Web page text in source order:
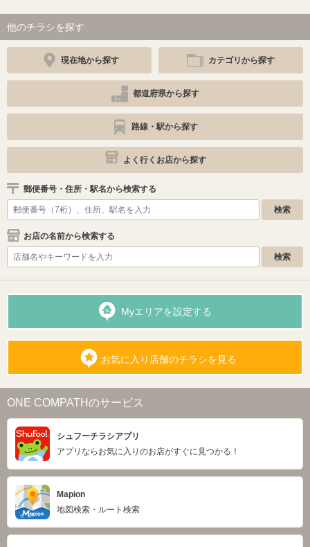
他のチラシを探す
現在地から探す カテゴリから探す
都道府県から探す
路線・駅から探す
よく行くお店から探す
郵便番号・住所・駅名から検索する
お店の名前から検索する
Myエリアを設定する
お気に入り店舗のチラシを見る
ONE COMPATHのサービス
シュフーチラシアプリ
アプリならお気に入りのお店がすぐに見つかる！
Mapion
地図検索・ルート検索